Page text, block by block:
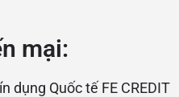
mại:
dụng Quốc tế FE CREDIT